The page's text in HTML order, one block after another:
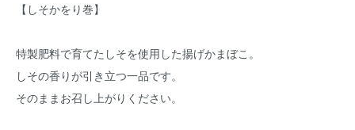
【しそかをり巻】
特製肥料で育てたしそを使用した揚げかまぼこ。
しその香りが引き立つ一品です。
そのままお召し上がりください。